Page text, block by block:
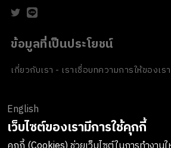
ข้อมูลที่เป็นประโยชน์
เกี่ยวกับเรา - เราเชื่อบทความการให้ของเรา
ช่องทางการชำระเงิน
English
เว็บไซต์ของเรามีการใช้คุกกี้